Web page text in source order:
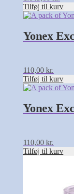
Tilføj til kurv
Yonex
110,00 kr.
Tilføj til kurv
Yonex
110,00 kr.
Tilføj til kurv